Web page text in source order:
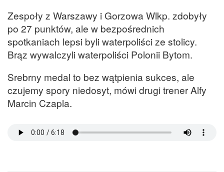
Zespoły z Warszawy i Gorzowa Wlkp. zdobyły
po 27 punktów, ale w bezpośrednich
spotkaniach lepsi byli waterpoliści ze stolicy.
Brąz wywalczyli waterpoliści Polonii Bytom.
Srebrny medal to bez wątpienia sukces, ale
czujemy spory niedosyt, mówi drugi trener Alfy
Marcin Czapla.